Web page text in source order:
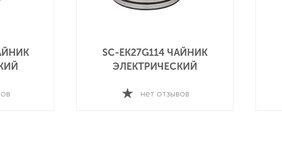
SC-EK21S108 ЧАЙНИК
ЭЛЕТРИЧЕСКИЙ
нет отзывов